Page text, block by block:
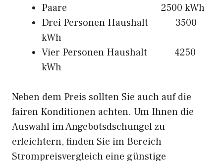
Paare 2500 kWh
Drei Personen Haushalt 3500
kWh
Vier Personen Haushalt 4250
kWh
Neben dem Preis sollten Sie auch auf die
fairen Konditionen achten. Um Ihnen die
Auswahl im Angebotsdschungel zu
erleichtern, finden Sie im Bereich
Strompreisvergleich eine günstige